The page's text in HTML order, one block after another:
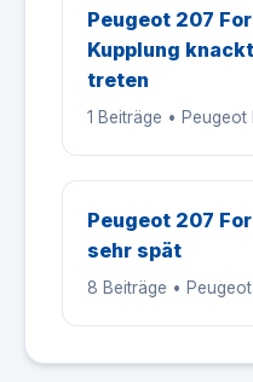
Peugeot 207
Kupplung
treten
1 Beiträge • Peugeot
Peugeot 207
sehr spät
8 Beiträge •